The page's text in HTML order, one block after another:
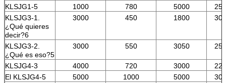
KLSJG1-5
1000 780 5000
KLSJG3-1.
¿Qué quieres
decir?6
3000 450 1800
KLSJG3-2.
¿Qué es eso?5
3000 550 3050
KLSJG4-3 4000 720 3000
El KLSJG4-5
5000 1000 5000